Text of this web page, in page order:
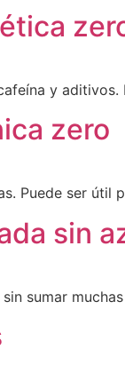
y
zero
Puede ser útil
sin
sumar